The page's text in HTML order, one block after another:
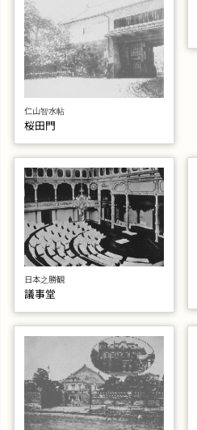
仁山智水帖
桜田門
日本之勝観
議事堂